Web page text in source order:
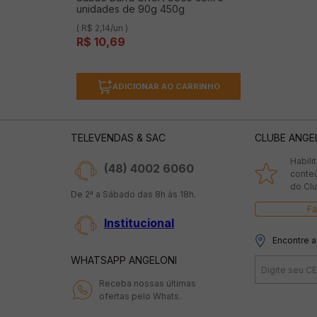
unidades de 90g 450g
( R$ 2,14/un )
R$ 10,69
ADICIONAR AO CARRINHO
TELEVENDAS & SAC
(48) 4002 6060
De 2ª a Sábado das 8h às 18h.
Institucional
WHATSAPP ANGELONI
Receba nossas últimas
ofertas pelo Whats.
CLUBE
do
Encontre